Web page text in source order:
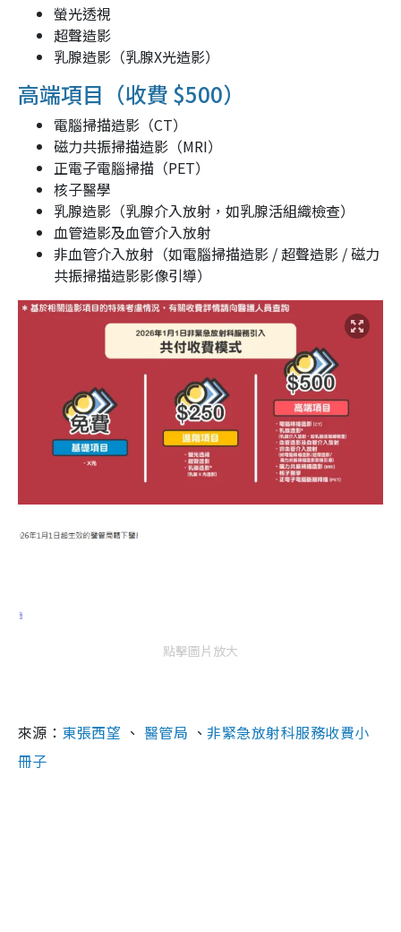
螢光透視
超聲造影
乳腺造影（乳腺X光造影）
高端項目（收費 $500）
電腦掃描造影（CT）
磁力共振掃描造影（MRI）
正電子電腦掃描（PET）
核子醫學
乳腺造影（乳腺介入放射，如乳腺活組織檢查）
血管造影及血管介入放射
非血管介入放射（如電腦掃描造影 / 超聲造影 / 磁力
共振掃描造影影像引導）
點擊圖片放大
來源： 東張西望 、 醫管局 、非緊急放射科服務收費小
冊子